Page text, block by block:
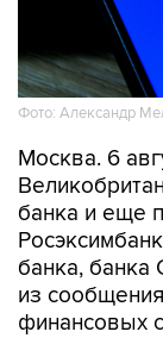
Фото: Александр
Москва. 6
банка и еще
банка, банка
из
финансовых